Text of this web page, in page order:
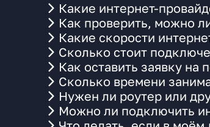
Какие интернет-
Как проверить, можно
Какие скорости
Сколько стоит
Как оставить заявку на
Сколько времени
Нужен ли роутер или
Можно ли подключить